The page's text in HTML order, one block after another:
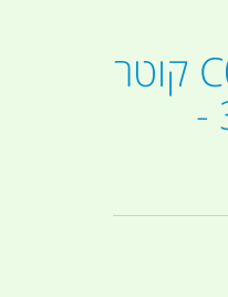
C0MPONENTS BULKHEAD קוטר
6 ממ חד צדדי עם הברגה 8\3 -